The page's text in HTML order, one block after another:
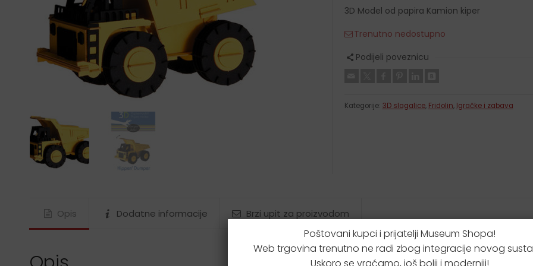
Gustav Klimt
James Rizzi
Ludwig van Beethoven
Maria Sibylla Merian
Nature
Paul Klee
Tamara de Lempicka
Vincent van Gogh
Wassily Kandinsky
3D Model od papira Kamion kiper
Trenutno nedostupno
Podijeli poveznicu
Kategorije: 3D slagalice, Fridolin, Igračke i zabava
Opis Dodatne informacije Brzi upit za proizvodom
Poštovani kupci i prijatelji Museum Shopa!
Web trgovina trenutno ne radi zbog integracije novog
Uskoro se vraćamo, još bolji i moderniji!